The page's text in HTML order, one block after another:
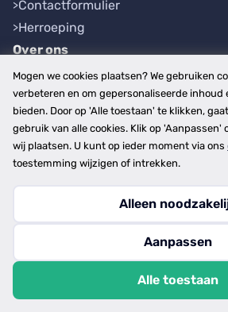
Contactformulier
Herroeping
Over ons
Bedrijfsgegevens
Werkwijze
Overzichten
Plaatsen
Provincies
Copyright © 2026
privacy- en cookiebeleid
Mogen we cookies plaatsen? We gebruiken
verbeteren en om gepersonaliseerde inhoud
bieden. Door op 'Alle toestaan' te klikken,
gebruik van alle cookies. Klik op 'Aanpassen'
wij plaatsen. U kunt op ieder moment via ons
toestemming wijzigen of intrekken.
Alleen
Aanpassen
Alle toestaan